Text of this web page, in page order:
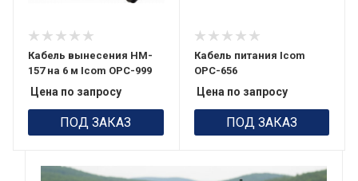
Кабель вынесения HM-
157 на 6 м Icom OPC-999
Цена по запросу
ПОД ЗАКАЗ
Кабель питания Icom
OPC-656
Цена по запросу
ПОД ЗАКАЗ